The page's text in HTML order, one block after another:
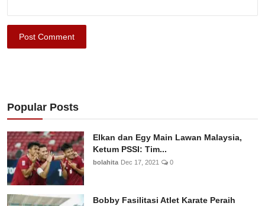
Post Comment
Popular Posts
Elkan dan Egy Main Lawan Malaysia,
Ketum PSSI: Tim...
bolahita Dec 17, 2021 0
Bobby Fasilitasi Atlet Karate Peraih